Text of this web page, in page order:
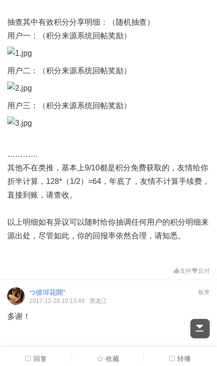
抽查其中有效积分分享明细：（随机抽查）
用户一：（积分来源系统回帖奖励）
用户二：（积分来源系统回帖奖励）
用户三：（积分来源系统回帖奖励）
…………
其他不在类推，基本上9/10都是积分免费获取的，友情给你
折半计算，128*（1/2）=64，年底了，友情不计算手续费，
直接到账，请查收。
以上明细如有异议可以随时给你抽调任何用户的积分明细来
源出处，尽管如此，你的回报率依然合理，请知悉。
支持 反对
板凳
つ彼堓花開°
2017-12-28 10:13:49 黑龙江
多谢！
回复 收藏 转播